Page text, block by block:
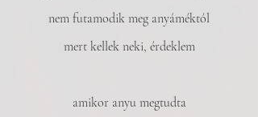
nem futamodik meg anyáméktól
mert kellek neki, érdeklem
amikor anyu megtudta